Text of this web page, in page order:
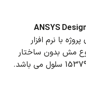
ANSYS
با نرم افزار
مش بدون ساختار